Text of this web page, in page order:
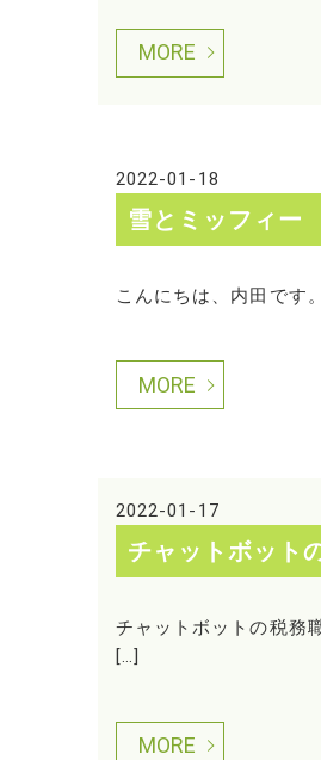
MORE
2022-01-18
雪とミッフィー
こんにちは、内田です
MORE
2022-01-17
チャットボット
チャットボットの税務
[…]
MORE